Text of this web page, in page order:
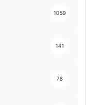
1059
141
78